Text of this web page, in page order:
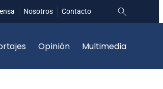
Nosotros Contacto
Opinión Multimedia